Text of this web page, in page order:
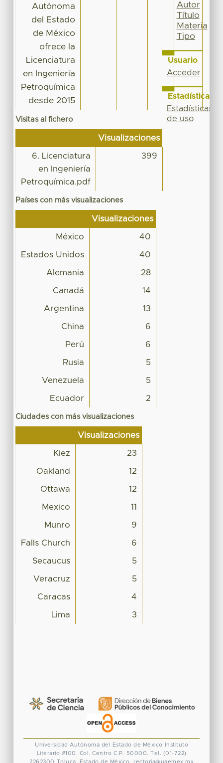
Autónoma
del Estado
de México
ofrece la
Licenciatura
en Ingeniería
Petroquímica
desde 2015
Visitas al fichero
Visualizaciones
6. Licenciatura
en Ingeniería
Petroquímica.pdf
399
Países con más visualizaciones
Visualizaciones
México 40
Estados Unidos 40
Alemania 28
Canadá 14
Argentina 13
China 6
Perú 6
Rusia 5
Venezuela 5
Ecuador 2
Ciudades con más visualizaciones
Visualizaciones
Kiez 23
Oakland 12
Ottawa 12
Mexico 11
Munro 9
Falls Church 6
Secaucus 5
Veracruz 5
Caracas 4
Lima 3
Autor
Título
Materia
Tipo
Usuario
Acceder
Estadísticas
Estadísticas
de uso
Universidad Autónoma del Estado de México
Instituto
Literario #100. Col. Centro C.P. 50000. Tel. (01-722)
2262300 Toluca, Estado de México. rectoria@uaemex.mx